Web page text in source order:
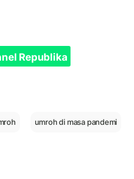
Republika
umroh di masa pandemi